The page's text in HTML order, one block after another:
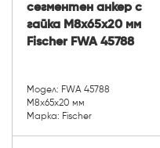
сегментен анкер с
гайка М8х65х20 мм
Fischer FWA 45788
Модел: FWA 45788
М8х65х20 мм
Марка: Fischer